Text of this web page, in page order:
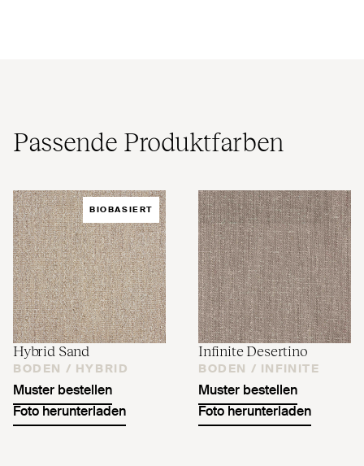
Passende Produktfarben
BIOBASIERT
Hybrid Sand
BODEN / HYBRID
Muster bestellen
Foto herunterladen
Infinite Desertino
BODEN / INFINITE
Muster bestellen
Foto herunterladen